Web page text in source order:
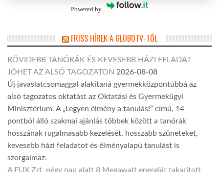
Powered by
FRISS HÍREK A GLOBOTV-TŐL
RÖVIDEBB TANÓRÁK ÉS KEVESEBB HÁZI FELADAT
JÖHET AZ ALSÓ TAGOZATON 2026-08-08
Új javaslatcsomaggal alakítaná gyermekközpontúbbá az
alsó tagozatos oktatást az Oktatási és Gyermekügyi
Minisztérium. A „Legyen élmény a tanulás!” című, 14
pontból álló szakmai ajánlás többek között a tanórák
hosszának rugalmasabb kezelését, hosszabb szüneteket,
kevesebb házi feladatot és élményalapú tanulást is
szorgalmaz.
A FUX Zrt. négy nap alatt 8 Megawatt energiát takarított